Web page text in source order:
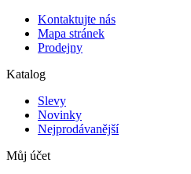
Kontaktujte nás
Mapa stránek
Prodejny
Katalog
Slevy
Novinky
Nejprodávanější
Můj účet